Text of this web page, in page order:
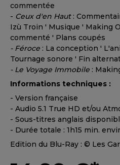
commentée
- Ceux d'en Haut:
Izù Troin ' Musique ' Making
commenté ' Plans coupés
- Féroce : La conception '
Tournage sonore ' Fin
- Le Voyage Immobile :
Informations techniques :
- Version française
- Audio 5.1 True HD et/ou
- Sous-titres anglais
- Durée totale : 1h15 min.
Edition du Blu-Ray : © Les